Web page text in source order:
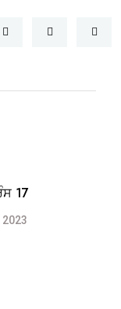
17